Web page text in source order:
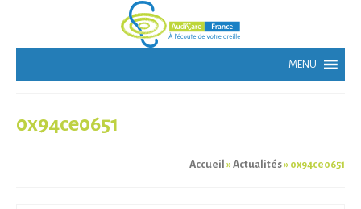
0x94ce0651
Accueil »Actualités» 0x94ce0651